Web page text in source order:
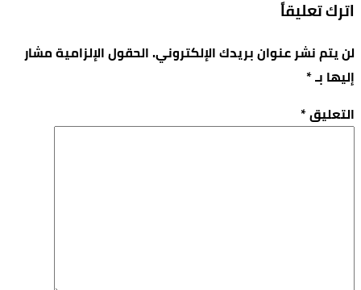
اترك تعليقاً
لن يتم نشر عنوان بريدك الإلكتروني.الحقول الإلزامية مشار
إليها بـ*
التعليق*